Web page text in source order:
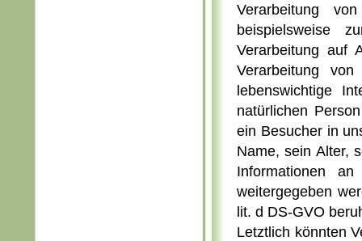
Verarbeitung
beispielsweise
Verarbeitung auf
Verarbeitung
lebenswichtige
natürlichen
ein Besucher in
Name, sein Alter,
Informationen
weitergegeben
lit. d DS-GVO
Letztlich könnten